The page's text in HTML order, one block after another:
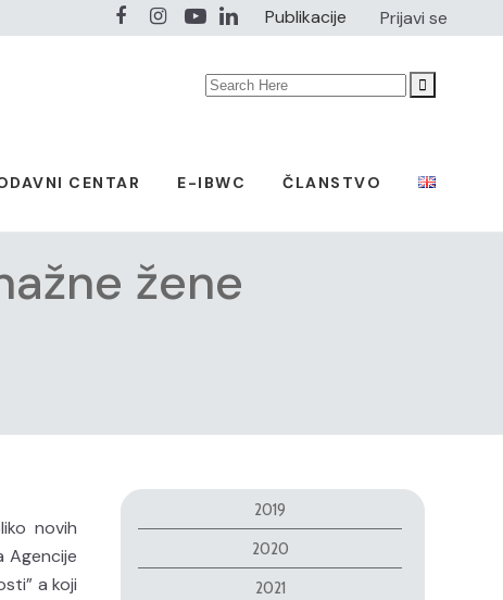
Publikacije Prijavi se
Search
CENTAR E-IBWC ČLANSTVO
žene
novih
Agencije
a koji
2019
2020
2021